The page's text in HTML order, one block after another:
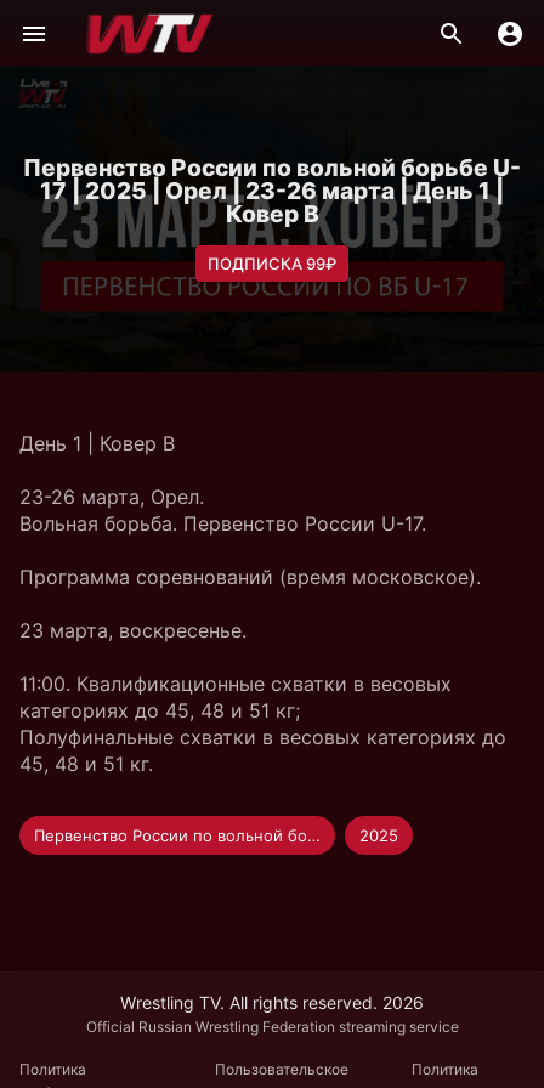
Первенство России по вольной борьбе U-
17 | 2025 | Орел | 23-26 марта | День 1 |
Ковер B
ПОДПИСКА 99₽
День 1 | Ковер B
23-26 марта, Орел.
Вольная борьба. Первенство России U-17.
Программа соревнований (время московское).
23 марта, воскресенье.
11:00. Квалификационные схватки в весовых
категориях до 45, 48 и 51 кг;
Полуфинальные схватки в весовых категориях до
45, 48 и 51 кг.
Первенство России по вольной борьбе U-17 2025
Wrestling TV. All rights reserved. 2026
Official Russian Wrestling Federation streaming service
Политика
Пользовательское
Политика